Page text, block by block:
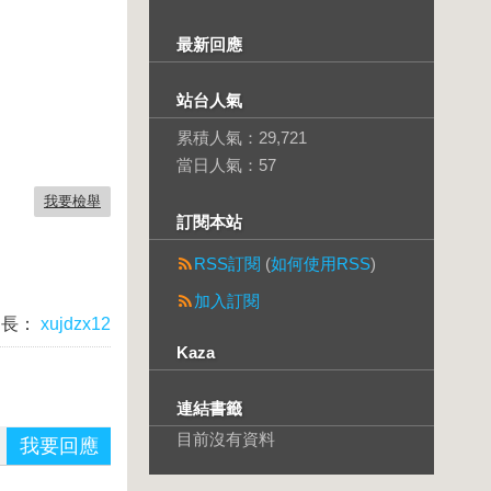
我要檢舉
： xujdzx12
我要回應
最新回應
站台人氣
累積人氣： 29,721
當日人氣： 57
訂閱本站
RSS訂閱 (如何使用RSS)
加入訂閱
Kaza
連結書籤
目前沒有資料